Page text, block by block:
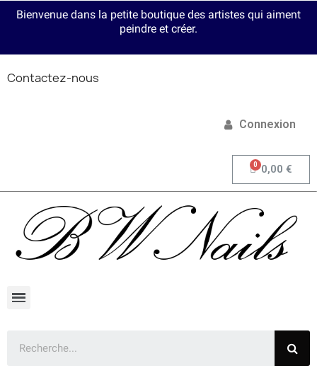
Bienvenue dans la petite boutique des artistes qui aiment
peindre et créer.
Contactez-nous
Connexion
0,00 €